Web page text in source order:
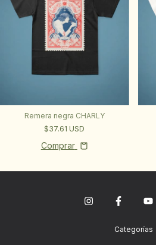
Remera negra CHARLY
$37.61 USD
Comprar
Categorías